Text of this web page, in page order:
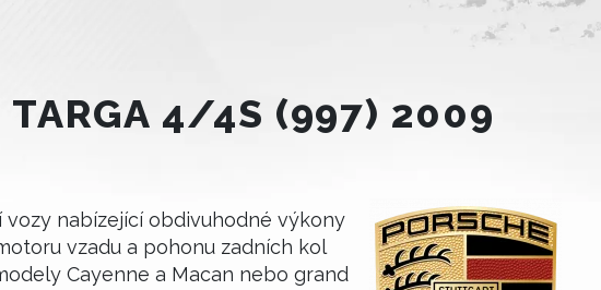
TARGA 4/4S (997) 2009
nabízející obdivuhodné výkony
vzadu a pohonu zadních kol
Cayenne a Macan nebo grand